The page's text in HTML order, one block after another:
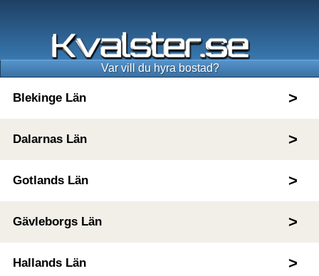
Var vill du hyra bostad?
Blekinge Län
Dalarnas Län
Gotlands Län
Gävleborgs Län
Hallands Län